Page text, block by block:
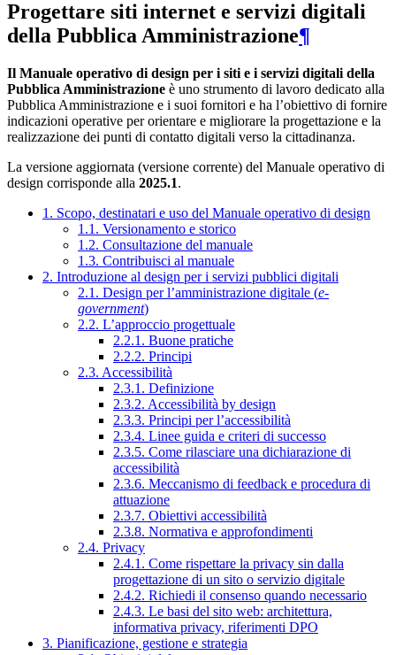
Progettare siti internet e servizi digitali
della Pubblica Amministrazione¶
Il Manuale operativo di design per i siti e i servizi digitali della
Pubblica Amministrazione è uno strumento di lavoro dedicato alla
Pubblica Amministrazione e i suoi fornitori e ha l’obiettivo di fornire
indicazioni operative per orientare e migliorare la progettazione e la
realizzazione dei punti di contatto digitali verso la cittadinanza.
La versione aggiornata (versione corrente) del Manuale operativo di
design corrisponde alla 2025.1.
1. Scopo, destinatari e uso del Manuale operativo di design
1.1. Versionamento e storico
1.2. Consultazione del manuale
1.3. Contribuisci al manuale
2. Introduzione al design per i servizi pubblici digitali
2.1. Design per l’amministrazione digitale (e-
government)
2.2. L’approccio progettuale
2.2.1. Buone pratiche
2.2.2. Principi
2.3. Accessibilità
2.3.1. Definizione
2.3.2. Accessibilità by design
2.3.3. Principi per l’accessibilità
2.3.4. Linee guida e criteri di successo
2.3.5. Come rilasciare una dichiarazione di
accessibilità
2.3.6. Meccanismo di feedback e procedura di
attuazione
2.3.7. Obiettivi accessibilità
2.3.8. Normativa e approfondimenti
2.4. Privacy
2.4.1. Come rispettare la privacy sin dalla
progettazione di un sito o servizio digitale
2.4.2. Richiedi il consenso quando necessario
2.4.3. Le basi del sito web: architettura,
informativa privacy, riferimenti DPO
3. Pianificazione, gestione e strategia